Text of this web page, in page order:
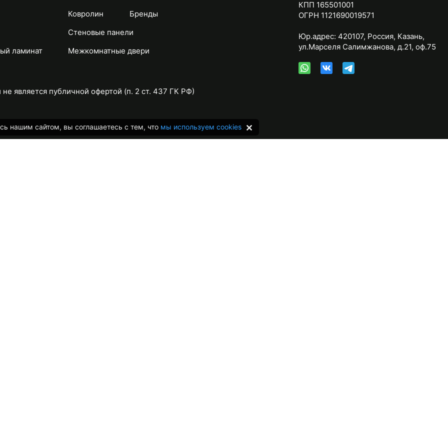
ламинат
Ковролин
Стеновые панели
Межкомнатные двери
Бренды
КПП 165501001
ОГРН 1121690019571
Юр.адрес: 420107, Россия, Казань,
ул.Марселя Салимжанова, д.21, оф.75
является публичной офертой (п. 2 ст. 437 ГК РФ)
нашим сайтом, вы соглашаетесь с тем, что мы используем cookies